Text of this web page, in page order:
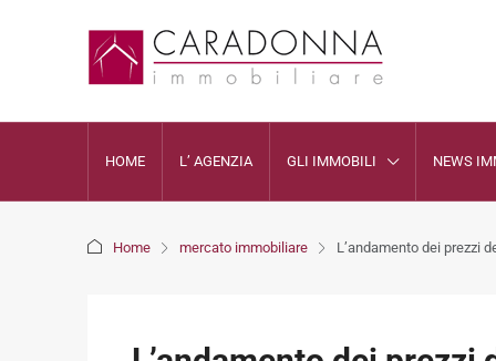
HOME L’ AGENZIA GLI IMMOBILI NEWS
Home mercato immobiliare L’andamento dei prezzi